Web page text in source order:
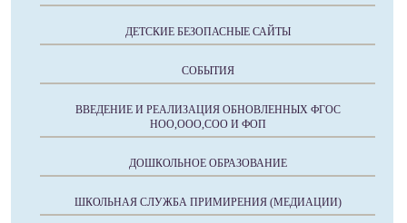
ДЕТСКИЕ БЕЗОПАСНЫЕ САЙТЫ
СОБЫТИЯ
ВВЕДЕНИЕ И РЕАЛИЗАЦИЯ ОБНОВЛЕННЫХ ФГОС
НОО,ООО,СОО И ФОП
ДОШКОЛЬНОЕ ОБРАЗОВАНИЕ
ШКОЛЬНАЯ СЛУЖБА ПРИМИРЕНИЯ (МЕДИАЦИИ)